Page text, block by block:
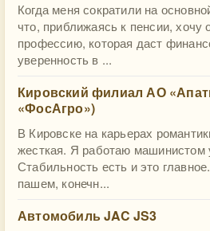
Когда меня сократили на
что, приближаясь к пенсии, хочу
профессию, которая даст
уверенность в ...
Кировский филиал АО
«ФосАгро»)
В Кировске на карьерах
жесткая. Я работаю машинистом
Стабильность есть и это
пашем, конечн...
Автомобиль JAC JS3